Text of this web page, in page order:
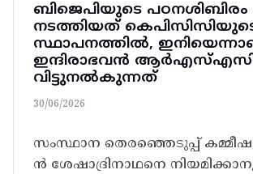
ബിജെപിയുടെ പഠനശിബിരം
നടത്തിയത്
സ്ഥാപനത്തിൽ,
ഇന്ദിരാഭവൻ
വിട്ടുനൽകുന്നത്
30/06/2026
സംസ്ഥാന തെരഞ്ഞെടുപ്പ്
ൻ ശേഷാദ്രിനാഥനെ